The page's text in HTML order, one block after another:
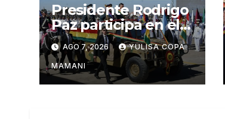
Presidente Rodrigo
Paz participa en el
aniversario de las
Fuerzas Armadas
AGO 7, 2026 YULISA COPA
MAMANI